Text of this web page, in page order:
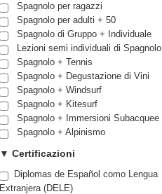
Spagnolo per ragazzi
Spagnolo per adulti + 50
Spagnolo di Gruppo + Individuale
Lezioni semi individuali di Spagnolo
Spagnolo + Tennis
Spagnolo + Degustazione di Vini
Spagnolo + Windsurf
Spagnolo + Kitesurf
Spagnolo + Immersioni Subacquee
Spagnolo + Alpinismo
▼ Certificazioni
Diplomas de Español como Lengua
Extranjera (DELE)